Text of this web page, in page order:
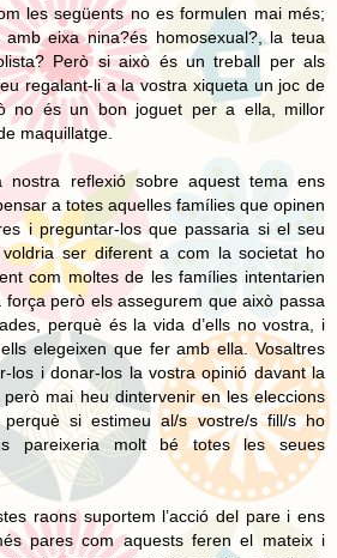
les següents no es formulen mai més;
eixa nina?és homosexual?, la teua
Però si això és un treball per als
regalant-li a la vostra xiqueta un joc de
no és un bon joguet per a ella, millor
maquillatge.
nostra reflexió sobre aquest tema ens
a totes aquelles famílies que opinen
i preguntar-los que passaria si el seu
ser diferent a com la societat ho
com moltes de les famílies intentarien
força però els assegurem que això passa
perquè és la vida d’ells no vostra, i
elegeixen que fer amb ella. Vosaltres
los i donar-los la vostra opinió davant la
mai heu dintervenir en les eleccions
si estimeu al/s vostre/s fill/s ho
pareixeria molt bé totes les seues
raons suportem l’acció del pare i ens
pares com aquests feren el mateix i